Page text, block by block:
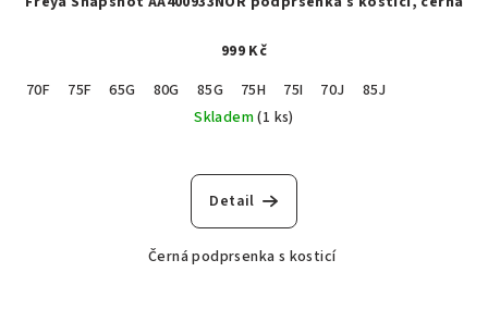
999 Kč
70F
75F 65G 80G 85G 75H 75I 70J
85J
Skladem(1 ks)
Detail
Černá podprsenka s kosticí